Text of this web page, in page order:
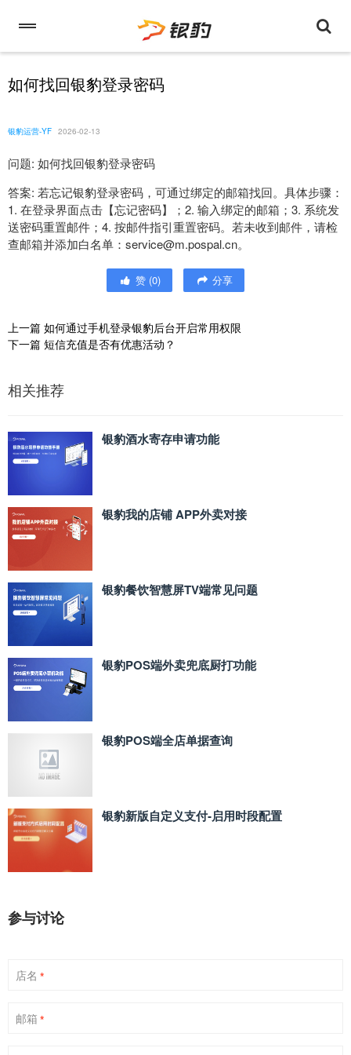
如何找回银豹登录密码
银豹运营-YF 2026-02-13
问题: 如何找回银豹登录密码
答案: 若忘记银豹登录密码，可通过绑定的邮箱找回。具体步骤：
1. 在登录界面点击【忘记密码】；2. 输入绑定的邮箱；3. 系统发
送密码重置邮件；4. 按邮件指引重置密码。若未收到邮件，请检
查邮箱并添加白名单：service@m.pospal.cn。
赞 (0) 分享
上一篇 如何通过手机登录银豹后台开启常用权限
下一篇 短信充值是否有优惠活动？
相关推荐
银豹酒水寄存申请功能
银豹我的店铺 APP外卖对接
银豹餐饮智慧屏TV端常见问题
银豹POS端外卖兜底厨打功能
银豹POS端全店单据查询
银豹新版自定义支付‑启用时段配置
参与讨论
店名 *
邮箱 *